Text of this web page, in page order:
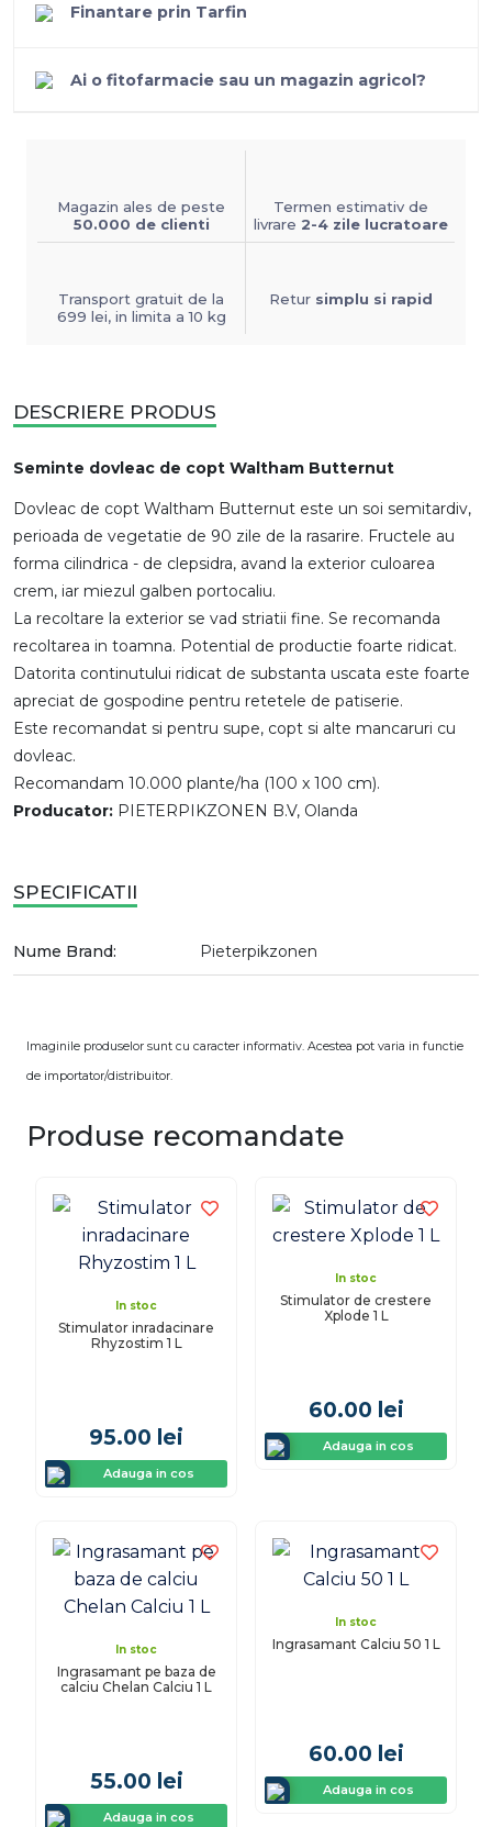
Finantare prin Tarfin
Ai o fitofarmacie sau un magazin agricol?
Magazin ales de peste
50.000 de clienti
Termen estimativ de
livrare 2-4 zile lucratoare
Transport gratuit de la
699 lei, in limita a 10 kg
Retur simplu si rapid
DESCRIERE PRODUS
Seminte dovleac de copt Waltham Butternut
Dovleac de copt Waltham Butternut este un soi semitardiv,
perioada de vegetatie de 90 zile de la rasarire. Fructele au
forma cilindrica - de clepsidra, avand la exterior culoarea
crem, iar miezul galben portocaliu.
La recoltare la exterior se vad striatii fine. Se recomanda
recoltarea in toamna. Potential de productie foarte ridicat.
Datorita continutului ridicat de substanta uscata este foarte
apreciat de gospodine pentru retetele de patiserie.
Este recomandat si pentru supe, copt si alte mancaruri cu
dovleac.
Recomandam 10.000 plante/ha (100 x 100 cm).
Producator: PIETERPIKZONEN B.V, Olanda
SPECIFICATII
Nume Brand: Pieterpikzonen
Imaginile produselor sunt cu caracter informativ. Acestea pot varia in functie
de importator/distribuitor.
Produse recomandate
In stoc
Stimulator inradacinare
Rhyzostim 1 L
95.00 lei
Adauga in cos
In stoc
Stimulator de crestere
Xplode 1 L
60.00 lei
Adauga in cos
In stoc
Ingrasamant pe baza de
calciu Chelan Calciu 1 L
55.00 lei
Adauga in cos
In stoc
Ingrasamant Calciu 50 1 L
60.00 lei
Adauga in cos